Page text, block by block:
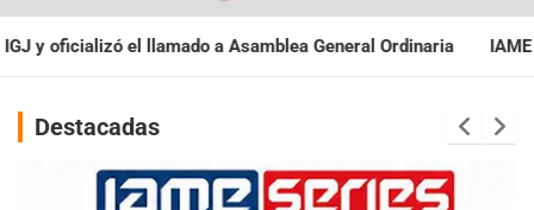
General Ordinaria IAME SERIES ARGENTINA:
Destacadas